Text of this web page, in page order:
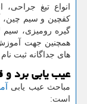
انواع تیغ جراحی،
کفچین و سیم چین،
گیره رومیزی، سیم
همچنین جهت آموزش
های جداگانه ثبت
عیب یابی برد
مباحث عیب یابی
است: